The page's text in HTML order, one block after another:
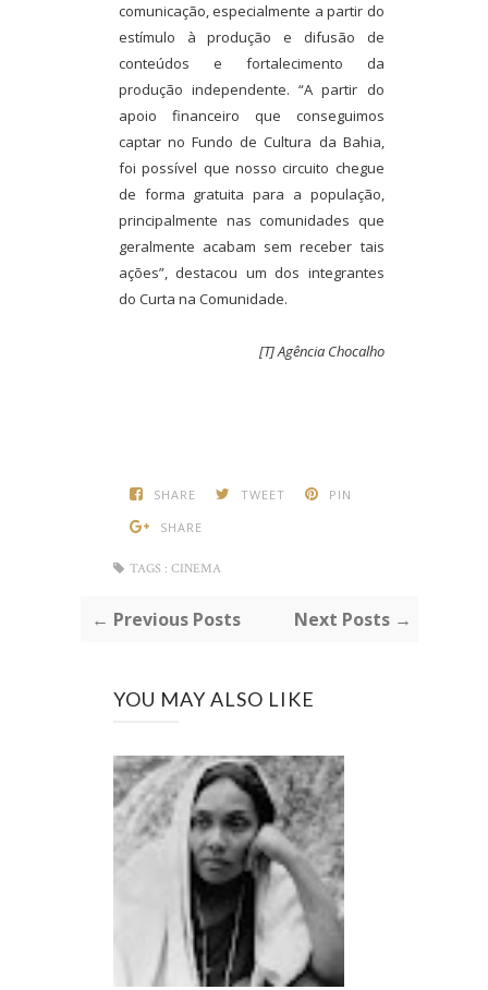
comunicação, especialmente a partir do
estímulo à produção e difusão de
conteúdos e fortalecimento da
produção independente. “A partir do
apoio financeiro que conseguimos
captar no Fundo de Cultura da Bahia,
foi possível que nosso circuito chegue
de forma gratuita para a população,
principalmente nas comunidades que
geralmente acabam sem receber tais
ações”, destacou um dos integrantes
do Curta na Comunidade.
[T] Agência Chocalho
SHARE TWEET
PIN
SHARE
TAGS : CINEMA
← Previous Posts Next Posts →
YOU MAY ALSO LIKE